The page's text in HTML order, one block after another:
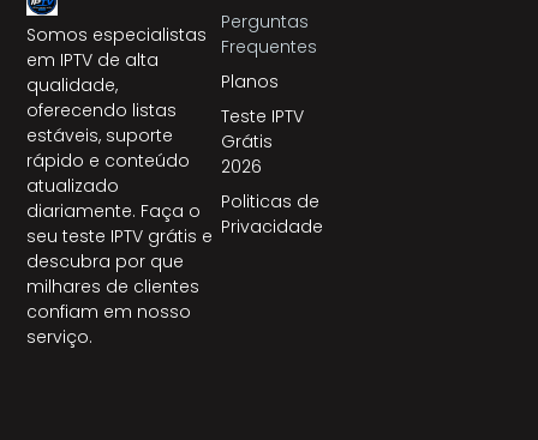
Somos especialistas
em IPTV de alta
qualidade,
oferecendo listas
estáveis, suporte
rápido e conteúdo
atualizado
diariamente. Faça o
seu teste IPTV grátis e
descubra por que
milhares de clientes
confiam em nosso
serviço.
Perguntas
Frequentes
Planos
Teste IPTV
Grátis
2026
Politicas de
Privacidade